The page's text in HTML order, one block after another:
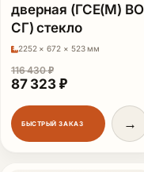
дверная (ГСЕ(М) ВО
СГ) стекло
2252 × 672 × 523 мм
116 430₽
Первоначальная
87 323 ₽Текущая
БЫСТРЫЙ ЗАКАЗ →